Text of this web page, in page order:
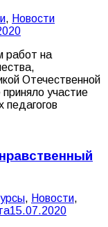
, Новости
работ на
Отечественной
участие
педагогов
, Новости,
15.07.2020